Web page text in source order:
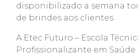
disponibilizado a semana
de brindes aos clientes.
A Etec Futuro – Escola
Profissionalizante em